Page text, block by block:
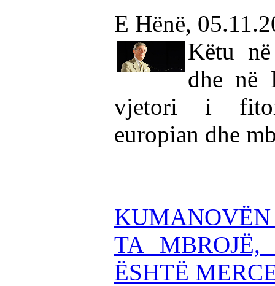
E Hënë,
Këtu
dhe në
vjetori i
europian dhe
TA
ËSHTË